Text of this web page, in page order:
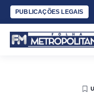
PUBLICAÇÕES LEGAIS